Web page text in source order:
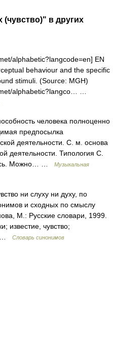
(чувство)" в других
alphabetic?langcode=en] EN
behaviour and the specific
stimuli. (Source: MGH)
alphabetic?langco… …
человека полноценно
предпосылка
деятельности. С. м. основа
деятельности. Типология С.
Можно… …
Музыкальная
ни слуху ни духу, по
и сходных по смыслу
М.: Русские словари, 1999.
известие, чувство;
…
Словарь синонимов